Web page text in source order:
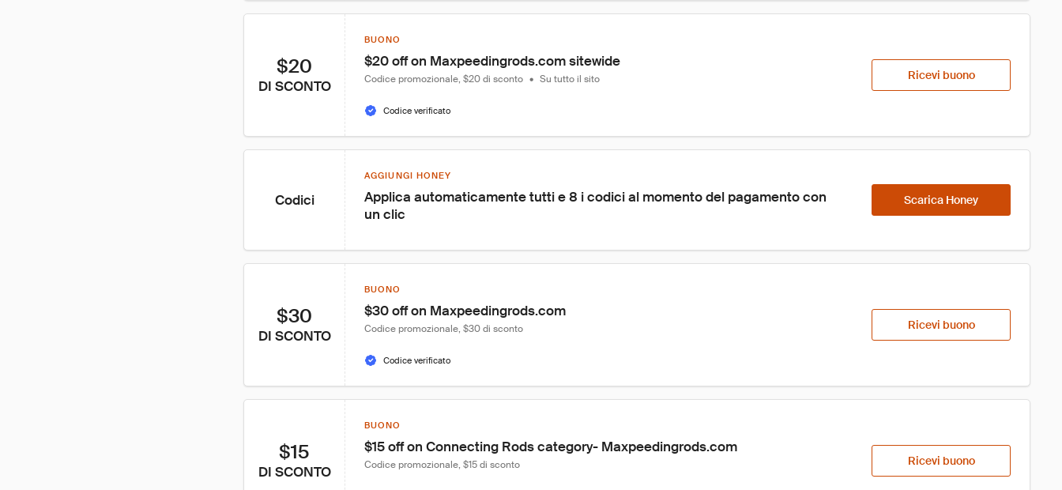
$20
DI SCONTO
BUONO
$20 off on Maxpeedingrods.com sitewide
Codice promozionale, $20 di sconto • Su tutto il sito
Codice verificato
Ricevi buono
Codici
AGGIUNGI HONEY
Applica automaticamente tutti e 8 i codici al momento del pagamento con
un clic
Scarica Honey
$30
DI SCONTO
BUONO
$30 off on Maxpeedingrods.com
Codice promozionale, $30 di sconto
Codice verificato
Ricevi buono
$15
DI SCONTO
BUONO
$15 off on Connecting Rods category- Maxpeedingrods.com
Codice promozionale, $15 di sconto Ricevi buono